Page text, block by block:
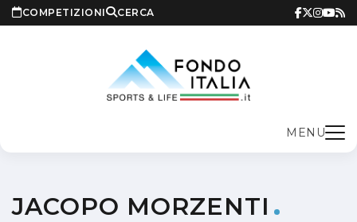
COMPETIZIONI CERCA
MENU
JACOPO MORZENTI